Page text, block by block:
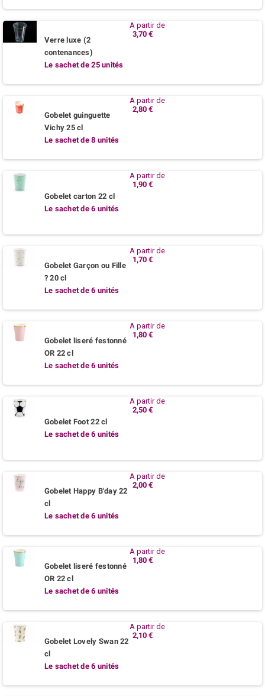
Verre luxe (2
contenances)
Le sachet de 25 unités
A partir de
3,70 €
Gobelet guinguette
Vichy 25 cl
Le sachet de 8 unités
A partir de
2,80 €
Gobelet carton 22 cl
Le sachet de 6 unités
A partir de
1,90 €
Gobelet Garçon ou Fille
? 20 cl
Le sachet de 6 unités
A partir de
1,70 €
Gobelet liseré festonné
OR 22 cl
Le sachet de 6 unités
A partir de
1,80 €
Gobelet Foot 22 cl
Le sachet de 6 unités
A partir de
2,50 €
Gobelet Happy B'day 22
cl
Le sachet de 6 unités
A partir de
2,00 €
Gobelet liseré festonné
OR 22 cl
Le sachet de 6 unités
A partir de
1,80 €
Gobelet Lovely Swan 22
cl
Le sachet de 6 unités
A partir de
2,10 €